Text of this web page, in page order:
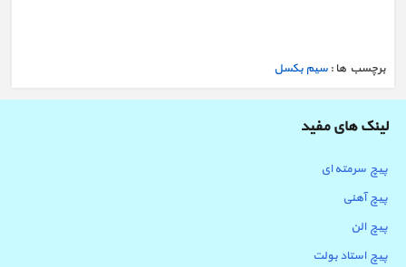
برچسب ها : سیم بکسل
لینک های مفید
پیچ سرمته ای
پیچ آهنی
پیچ الن
پیچ استاد بولت